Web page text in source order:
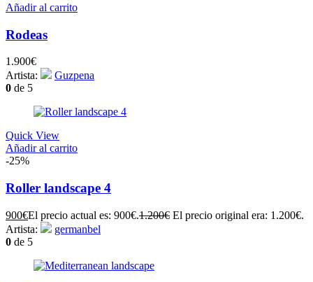
Añadir al carrito
Rodeas
1.900€
Artista:
Guzpena
0 de 5
Quick View
Añadir al carrito
-25%
Roller landscape 4
900€El precio actual es: 900€.1.200€ El precio original era: 1.200€.
Artista:
germanbel
0 de 5